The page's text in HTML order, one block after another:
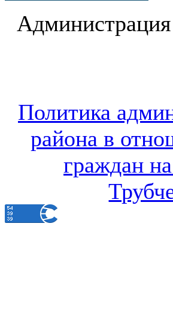
Политика
района в
граждан